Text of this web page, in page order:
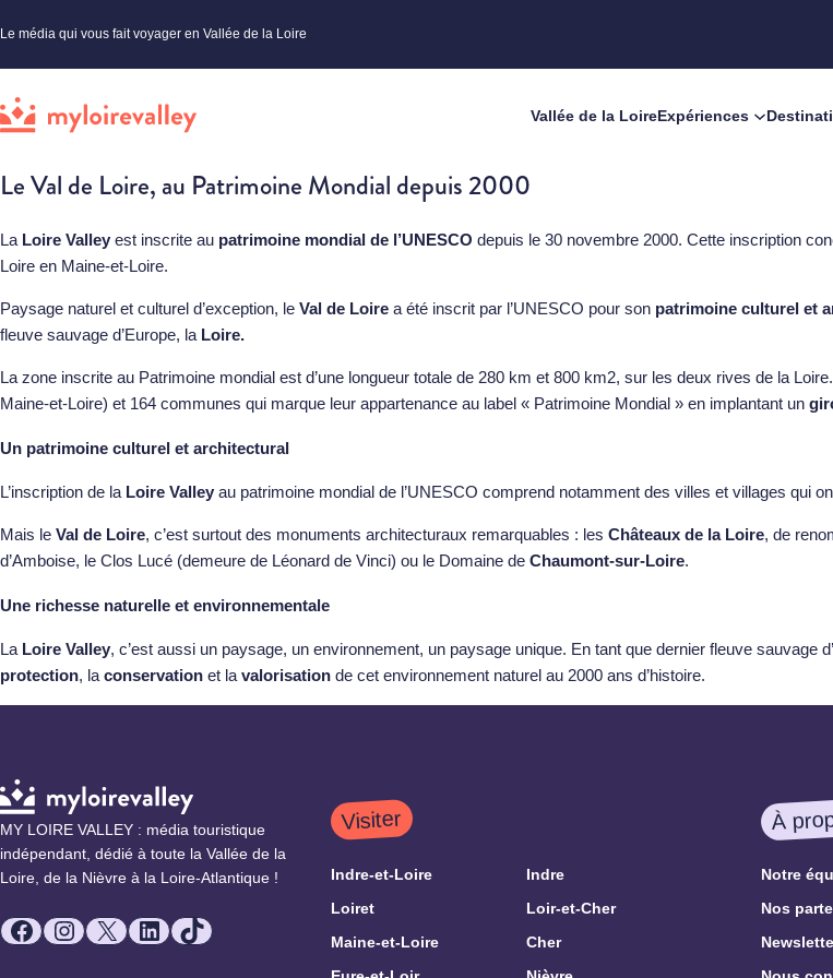
Le média qui vous fait voyager en Vallée de la Loire
Vallée de la LoireExpériences
Le Val de Loire, au Patrimoine Mondial depuis 2000
La Loire Valley est inscrite au patrimoine mondial de l’UNESCO depuis le 30 novembre 2000. Cette inscription
Loire en Maine-et-Loire.
Paysage naturel et culturel d’exception, le Val de Loire a été inscrit par l’UNESCO pour son patrimoine culturel et
fleuve sauvage d’Europe, la Loire.
La zone inscrite au Patrimoine mondial est d’une longueur totale de 280 km et 800 km2, sur les deux rives de la
Maine-et-Loire) et 164 communes qui marque leur appartenance au label « Patrimoine Mondial » en implantant un
Un patrimoine culturel et architectural
L’inscription de la Loire Valley au patrimoine mondial de l’UNESCO comprend notamment des villes et villages qui
Mais le Val de Loire, c’est surtout des monuments architecturaux remarquables : les Châteaux de la Loire, de
d’Amboise, le Clos Lucé (demeure de Léonard de Vinci) ou le Domaine de Chaumont-sur-Loire.
Une richesse naturelle et environnementale
La Loire Valley, c’est aussi un paysage, un environnement, un paysage unique. En tant que dernier fleuve sauvage
protection, la conservation et la valorisation de cet environnement naturel au 2000 ans d’histoire.
MY LOIRE VALLEY : média touristique
indépendant, dédié à toute la Vallée de la
Loire, de la Nièvre à la Loire-Atlantique !
Facebook
Instagram
X LinkedIn
TikTok
Visiter
Indre-et-Loire
Indre
Loiret
Loir-et-Cher
Maine-et-Loire
Cher
À
Notre
Nos